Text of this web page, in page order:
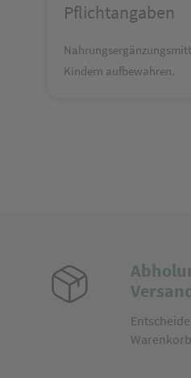
Pflichtangaben
Kindern aufbewahren.